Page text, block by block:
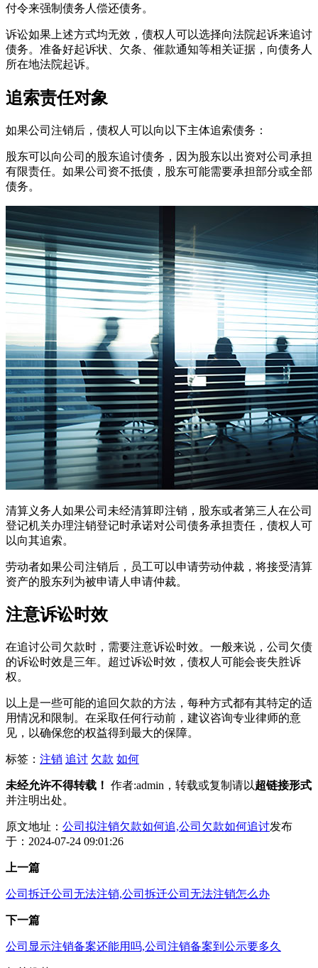
付令来强制债务人偿还债务。
诉讼如果上述方式均无效，债权人可以选择向法院起诉来追讨
债务。准备好起诉状、欠条、催款通知等相关证据，向债务人
所在地法院起诉。
追索责任对象
如果公司注销后，债权人可以向以下主体追索债务：
股东可以向公司的股东追讨债务，因为股东以出资对公司承担
有限责任。如果公司资不抵债，股东可能需要承担部分或全部
债务。
清算义务人如果公司未经清算即注销，股东或者第三人在公司
登记机关办理注销登记时承诺对公司债务承担责任，债权人可
以向其追索。
劳动者如果公司注销后，员工可以申请劳动仲裁，将接受清算
资产的股东列为被申请人申请仲裁。
注意诉讼时效
在追讨公司欠款时，需要注意诉讼时效。一般来说，公司欠债
的诉讼时效是三年。超过诉讼时效，债权人可能会丧失胜诉
权。
以上是一些可能的追回欠款的方法，每种方式都有其特定的适
用情况和限制。在采取任何行动前，建议咨询专业律师的意
见，以确保您的权益得到最大的保障。
标签： 注销 追讨 欠款 如何
未经允许不得转载！ 作者:admin，转载或复制请以超链接形式
并注明出处。
原文地址： 公司拟注销欠款如何追,公司欠款如何追讨发布
于：2024-07-24 09:01:26
上一篇
公司拆迁公司无法注销,公司拆迁公司无法注销怎么办
下一篇
公司显示注销备案还能用吗,公司注销备案到公示要多久